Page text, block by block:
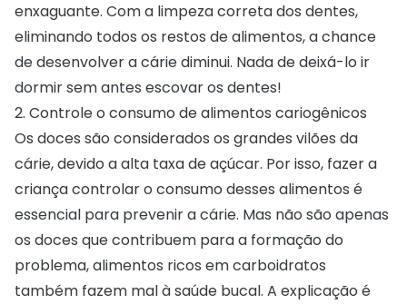
enxaguante. Com a limpeza correta dos dentes,
eliminando todos os restos de alimentos, a chance
de desenvolver a cárie diminui. Nada de deixá-lo ir
dormir sem antes escovar os dentes!
2. Controle o consumo de alimentos cariogênicos
Os doces são considerados os grandes vilões da
cárie, devido a alta taxa de açúcar. Por isso, fazer a
criança controlar o consumo desses alimentos é
essencial para prevenir a cárie. Mas não são apenas
os doces que contribuem para a formação do
problema, alimentos ricos em carboidratos
também fazem mal à saúde bucal. A explicação é